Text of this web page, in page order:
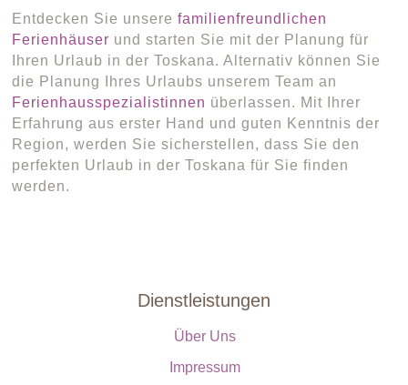
Entdecken Sie unserefamilienfreundlichen
Ferienhäuser und starten Sie mit der Planung für
Ihren Urlaub in der Toskana. Alternativ können Sie
die Planung Ihres Urlaubs unserem Team an
Ferienhausspezialistinnen überlassen. Mit Ihrer
Erfahrung aus erster Hand und guten Kenntnis der
Region, werden Sie sicherstellen, dass Sie den
perfekten Urlaub in der Toskana für Sie finden
werden.
Dienstleistungen
Über Uns
Impressum